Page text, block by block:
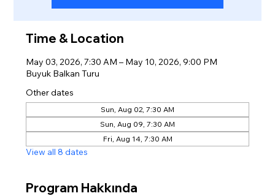
Time & Location
May 03, 2026, 7:30 AM – May 10, 2026, 9:00 PM
Buyuk Balkan Turu
Other dates
Sun, Aug 02, 7:30 AM
Sun, Aug 09, 7:30 AM
Fri, Aug 14, 7:30 AM
View all 8 dates
Program Hakkında